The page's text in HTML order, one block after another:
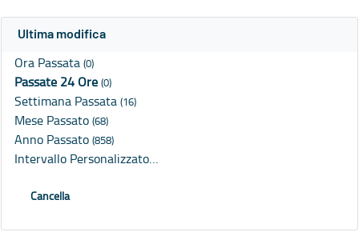
Ultima modifica
Ora Passata (0)
Passate 24 Ore (0)
Settimana Passata (16)
Mese Passato (68)
Anno Passato (858)
Intervallo Personalizzato…
Cancella